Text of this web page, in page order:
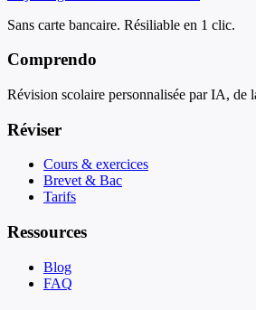
Sans carte bancaire. Résiliable en 1 clic.
Comprendo
Révision scolaire personnalisée par IA, de
Réviser
Cours & exercices
Brevet & Bac
Tarifs
Ressources
Blog
FAQ